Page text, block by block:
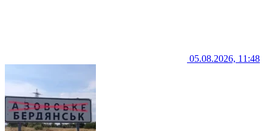
05.08.2026, 11:48